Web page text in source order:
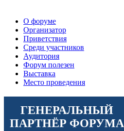
О форуме
Организатор
Приветствия
Среди участников
Аудитория
Форум полезен
Выставка
Место проведения
ГЕНЕРАЛЬНЫЙ
ПАРТНЁР ФОРУМА